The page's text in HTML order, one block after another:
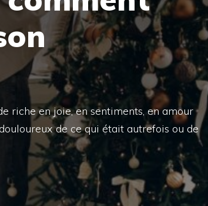
riche en joie, en sentiments, en amour
de ce qui était autrefois ou de